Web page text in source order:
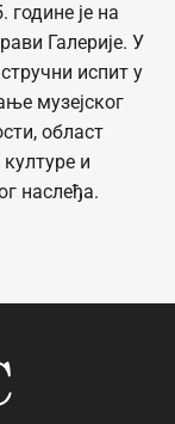
је на
Галерије. У
испит у
музејског
област
и
наслеђа.